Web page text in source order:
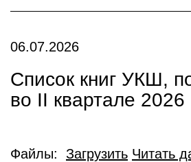
06.07.2026
Список книг УКШ,
во II квартале 2026
Файлы: Загрузить Читать